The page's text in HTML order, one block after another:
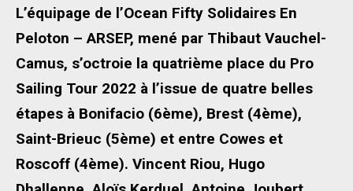
L’équipage de l’Ocean Fifty Solidaires En
Peloton – ARSEP, mené par Thibaut Vauchel-
Camus, s’octroie la quatrième place du Pro
Sailing Tour 2022 à l’issue de quatre belles
étapes à Bonifacio (6ème), Brest (4ème),
Saint-Brieuc (5ème) et entre Cowes et
Roscoff (4ème). Vincent Riou, Hugo